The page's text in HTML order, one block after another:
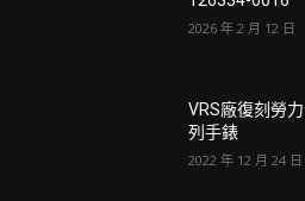
2026 年 2 月 12 日
VRS廠復刻勞
列手錶
2022 年 12 月 24 日